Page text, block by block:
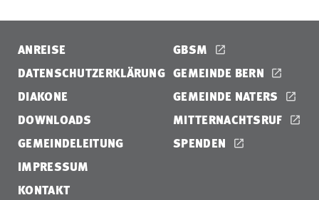
ANREISE
DATENSCHUTZERKLÄRUNG
DIAKONE
DOWNLOADS
GEMEINDELEITUNG
IMPRESSUM
KONTAKT
GBSM
GEMEINDE BERN
GEMEINDE NATERS
MITTERNACHTSRUF
SPENDEN